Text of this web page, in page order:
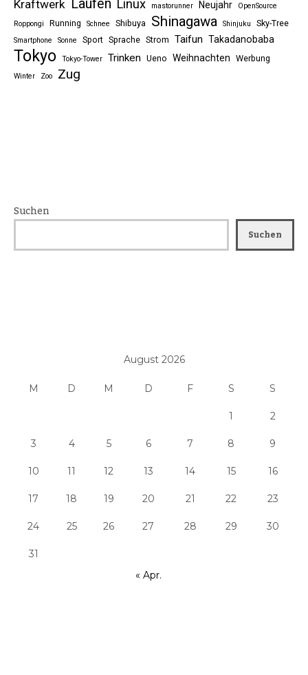
Kraftwerk Laufen Linux mastorunner Neujahr
OpenSource
Roppongi
Running Schnee Shibuya Shinagawa Shinjuku Sky-Tree
Smartphone Sonne Sport Sprache Strom Taifun Takadanobaba
Tokyo Tokyo-Tower Trinken Ueno Weihnachten Werbung
Winter Zoo Zug
Suchen
Suchen
August 2026
M D M D F S S
1 2
3 4 5 6 7 8 9
10 11 12 13 14 15 16
17 18 19 20 21 22 23
24 25 26 27 28 29 30
31
« Apr.